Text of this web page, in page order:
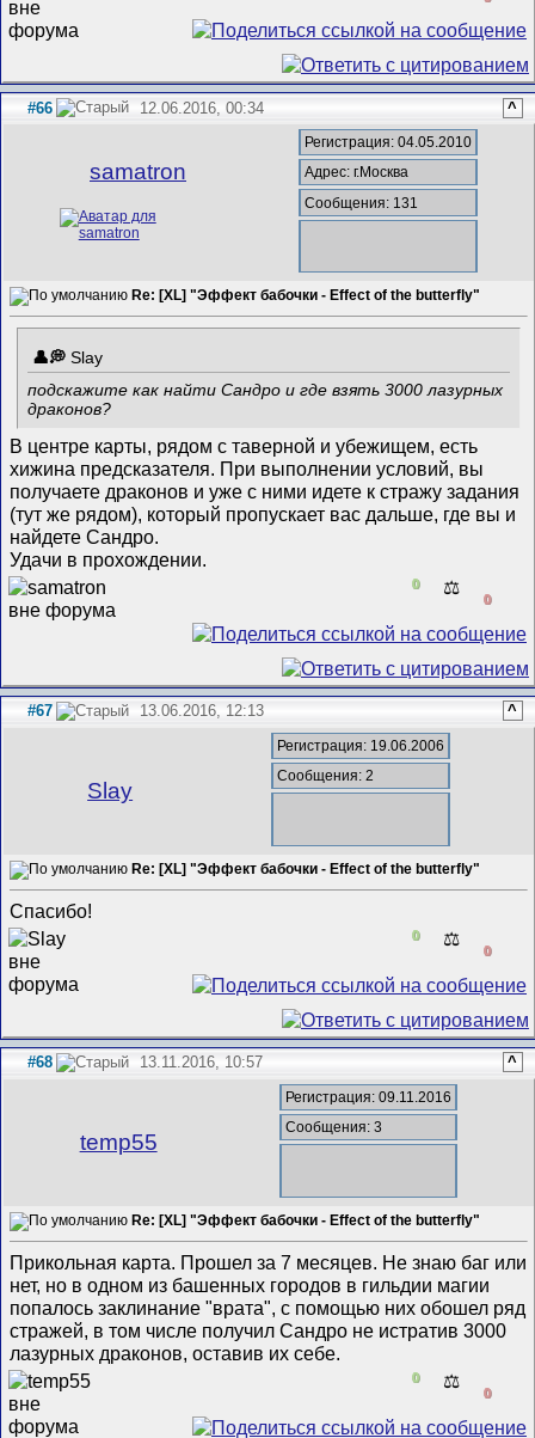
#66 12.06.2016, 00:34 ^
samatron
Регистрация: 04.05.2010
Адрес: г.Москва
Сообщения: 131
Re: [XL] "Эффект бабочки - Effect of the butterfly"
Slay
подскажите как найти Сандро и где взять 3000 лазурных
драконов?
В центре карты, рядом с таверной и убежищем, есть
хижина предсказателя. При выполнении условий, вы
получаете драконов и уже с ними идете к стражу задания
(тут же рядом), который пропускает вас дальше, где вы и
найдете Сандро.
Удачи в прохождении.
0 ⚖️
0
#67 13.06.2016, 12:13 ^
Slay
Регистрация: 19.06.2006
Сообщения: 2
Re: [XL] "Эффект бабочки - Effect of the butterfly"
Спасибо!
0 ⚖️
0
#68 13.11.2016, 10:57 ^
temp55
Регистрация: 09.11.2016
Сообщения: 3
Re: [XL] "Эффект бабочки - Effect of the butterfly"
Прикольная карта. Прошел за 7 месяцев. Не знаю баг или
нет, но в одном из башенных городов в гильдии магии
попалось заклинание "врата", с помощью них обошел ряд
стражей, в том числе получил Сандро не истратив 3000
лазурных драконов, оставив их себе.
0 ⚖️
0